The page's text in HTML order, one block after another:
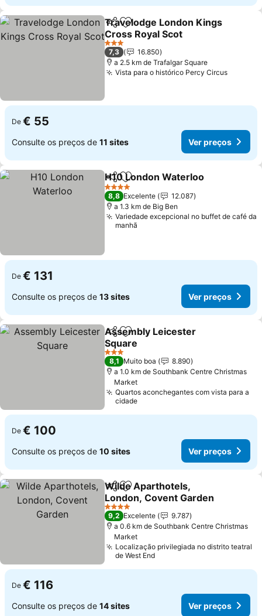
PartilharAdicionar aos favoritos
Travelodge London Kings
Cross Royal Scot
Ver preços
3 Estrelas
7,3
16.850
a 2.5 km de Trafalgar Square
Vista para o histórico Percy CircusVer
De € 55
Consulte os preços de 11 sites Ver preços
PartilharAdicionar aos favoritos
H10 London Waterloo
4 Estrelas
8,8 Excelente
12.087
a 1.3 km de Big Ben
Variedade excepcional no buffet de café da
manhã
De € 131
Consulte os preços de 13 sites Ver preços
PartilharAdicionar aos favoritos
Assembly Leicester
Square
Ver preços
3 Estrelas
8,1 Muito boa
8.890
a 1.0 km de Southbank Centre Christmas
Market
Quartos aconchegantes com vista para a
cidade
De € 100
Consulte os preços de 10 sites Ver preços
PartilharAdicionar aos favoritos
Wilde Aparthotels,
London, Covent Garden
Ver preços
4 Estrelas
9,2 Excelente
9.787
a 0.6 km de Southbank Centre Christmas
Market
Localização privilegiada no distrito teatral
de West End
De € 116
Consulte os preços de 14 sites Ver preços